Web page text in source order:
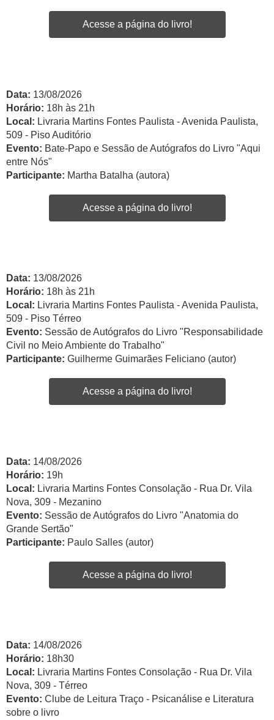
Acesse a página do livro!
Data: 13/08/2026
Horário: 18h às 21h
Local: Livraria Martins Fontes Paulista - Avenida Paulista,
509 - Piso Auditório
Evento: Bate-Papo e Sessão de Autógrafos do Livro "Aqui
entre Nós"
Participante: Martha Batalha (autora)
Acesse a página do livro!
Data: 13/08/2026
Horário: 18h às 21h
Local: Livraria Martins Fontes Paulista - Avenida Paulista,
509 - Piso Térreo
Evento: Sessão de Autógrafos do Livro "Responsabilidade
Civil no Meio Ambiente do Trabalho"
Participante: Guilherme Guimarães Feliciano (autor)
Acesse a página do livro!
Data: 14/08/2026
Horário: 19h
Local: Livraria Martins Fontes Consolação - Rua Dr. Vila
Nova, 309 - Mezanino
Evento: Sessão de Autógrafos do Livro "Anatomia do
Grande Sertão"
Participante: Paulo Salles (autor)
Acesse a página do livro!
Data: 14/08/2026
Horário: 18h30
Local: Livraria Martins Fontes Consolação - Rua Dr. Vila
Nova, 309 - Térreo
Evento: Clube de Leitura Traço - Psicanálise e Literatura
sobre o livro